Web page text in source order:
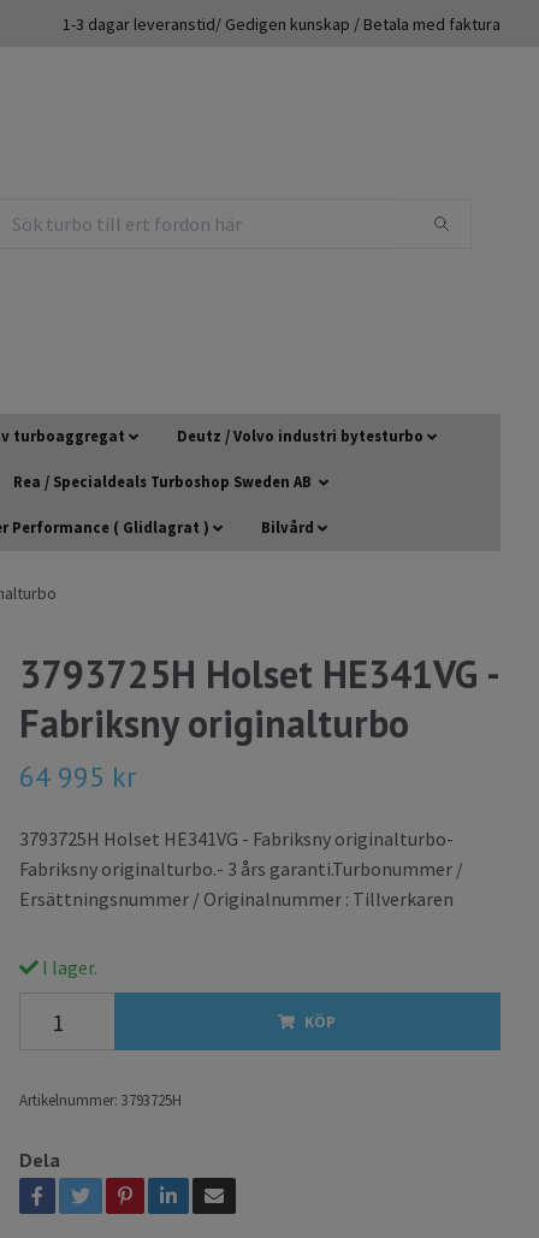
1-3 dagar leveranstid/ Gedigen kunskap / Betala med faktura
turboaggregat Deutz / Volvo industri bytesturbo
Rea / Specialdeals Turboshop Sweden AB
Performance ( Glidlagrat ) Bilvård
3793725H Holset HE341VG -
Fabriksny originalturbo
64 995 kr
3793725H Holset HE341VG - Fabriksny originalturbo-
Fabriksny originalturbo.- 3 års garanti.Turbonummer /
Ersättningsnummer / Originalnummer : Tillverkaren
I lager.
KÖP
Artikelnummer: 3793725H
Dela